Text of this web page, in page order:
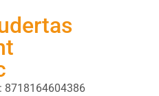
8718164604386